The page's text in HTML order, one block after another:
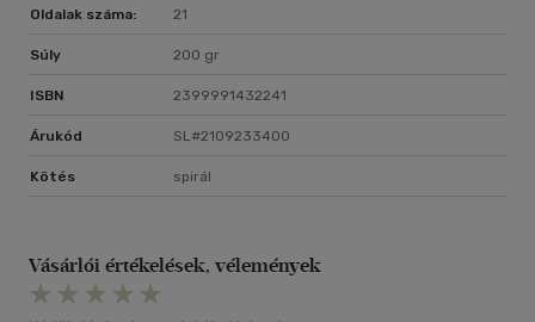
Oldalak száma: 21
Súly 200 gr
ISBN 2399991432241
Árukód SL#2109233400
Kötés spirál
Vásárlói értékelések, vélemények